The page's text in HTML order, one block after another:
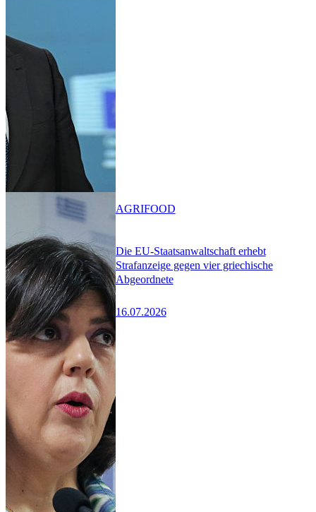
Die EU-Staatsanwaltschaft erhebt
Strafanzeige gegen vier griechische
Abgeordnete
16.07.2026
AGRIFOOD